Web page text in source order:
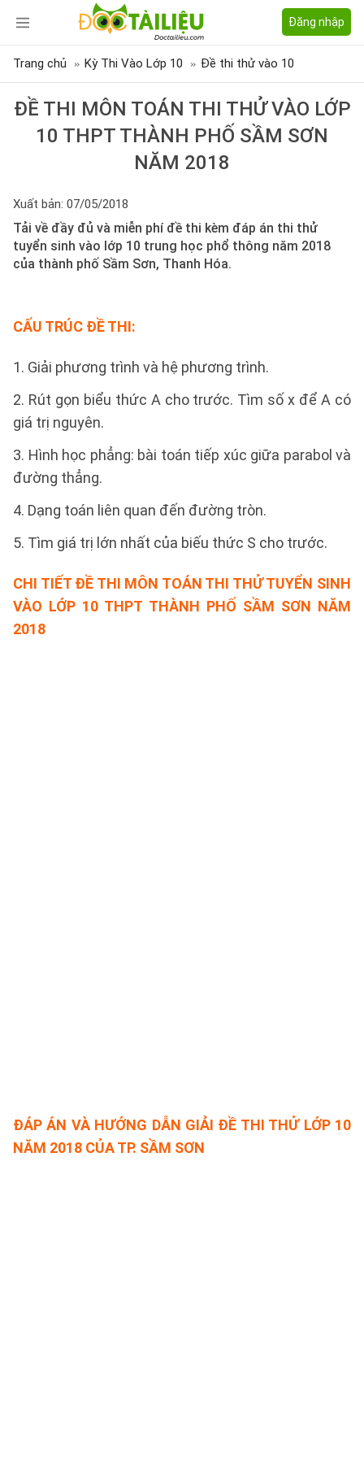
Đăng nhập
Trang chủ Kỳ Thi Vào Lớp 10 Đề thi thử vào 10
ĐỀ THI MÔN TOÁN THI THỬ VÀO LỚP
10 THPT THÀNH PHỐ SẦM SƠN
NĂM 2018
Xuất bản: 07/05/2018
Tải về đầy đủ và miễn phí đề thi kèm đáp án thi thử
tuyển sinh vào lớp 10 trung học phổ thông năm 2018
của thành phố Sầm Sơn, Thanh Hóa.
CẤU TRÚC ĐỀ THI:
1. Giải phương trình và hệ phương trình.
2. Rút gọn biểu thức A cho trước. Tìm số x để A có
giá trị nguyên.
3. Hình học phẳng: bài toán tiếp xúc giữa parabol và
đường thẳng.
4. Dạng toán liên quan đến đường tròn.
5. Tìm giá trị lớn nhất của biếu thức S cho trước.
CHI TIẾT ĐỀ THI MÔN TOÁN THI THỬ TUYỂN SINH
VÀO LỚP 10 THPT THÀNH PHỐ SẦM SƠN NĂM
2018
ĐÁP ÁN VÀ HƯỚNG DẪN GIẢI ĐỀ THI THỬ LỚP 10
NĂM 2018 CỦA TP. SẦM SƠN